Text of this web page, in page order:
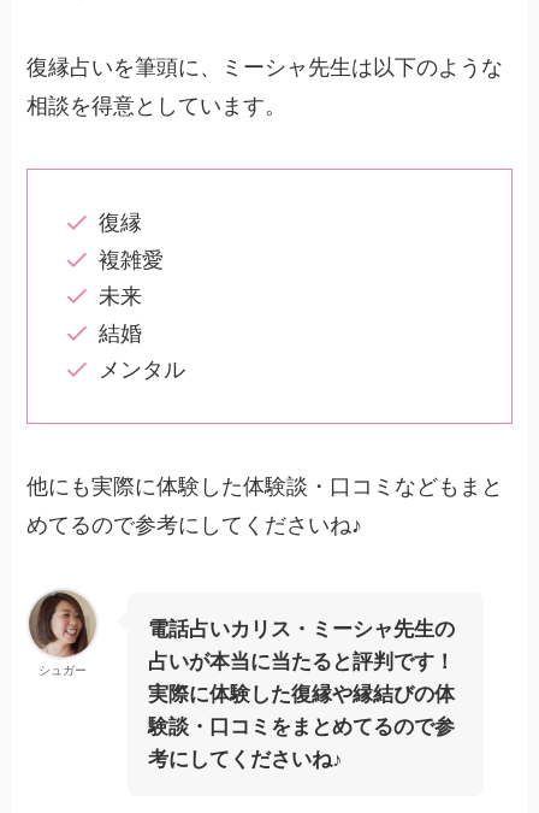
復縁占いを筆頭に、ミーシャ先生は以下のような
相談を得意としています。
復縁
複雑愛
未来
結婚
メンタル
他にも実際に体験した体験談・口コミなどもまと
めてるので参考にしてくださいね♪
シュガー
電話占いカリス・ミーシャ先生の
占いが本当に当たると評判です！
実際に体験した復縁や縁結びの体
験談・口コミをまとめてるので参
考にしてくださいね♪